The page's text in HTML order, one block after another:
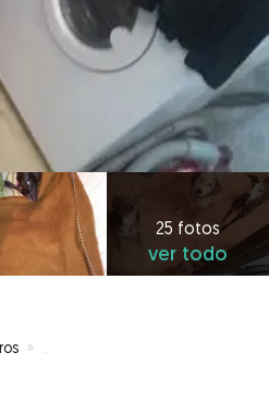
25 fotos
ver todo
»